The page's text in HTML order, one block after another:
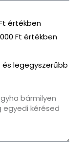
értékben
Ft értékben
legegyszerűbb